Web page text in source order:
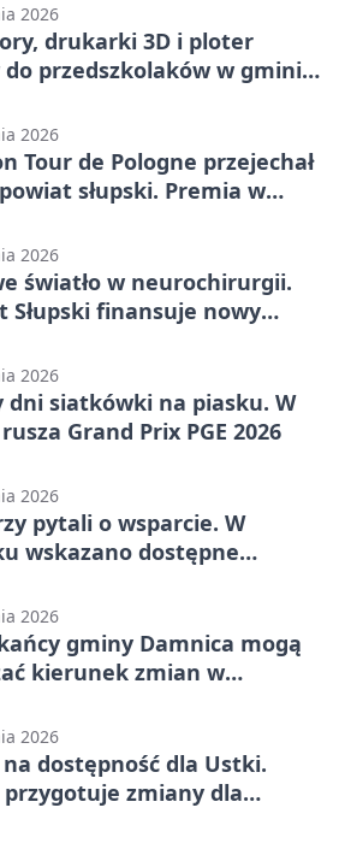
2026
drukarki 3D i ploter
do przedszkolaków w gminie
2026
Tour de Pologne przejechał
słupski. Premia w
2026
światło w neurochirurgii.
Słupski finansuje nowy
2026
dni siatkówki na piasku. W
Grand Prix PGE 2026
2026
pytali o wsparcie. W
wskazano dostępne
2026
gminy Damnica mogą
kierunek zmian w
2026
dostępność dla Ustki.
przygotuje zmiany dla